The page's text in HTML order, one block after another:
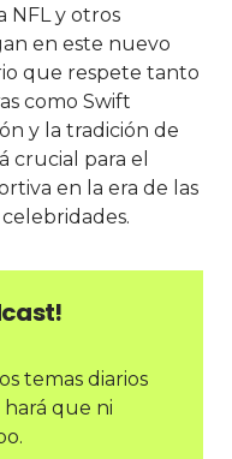
NFL y otros
en este nuevo
que respete tanto
como Swift
y la tradición de
crucial para el
en la era de las
temas diarios
que ni